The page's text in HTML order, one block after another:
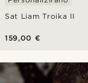
Sat Liam Troika II
159,00 €